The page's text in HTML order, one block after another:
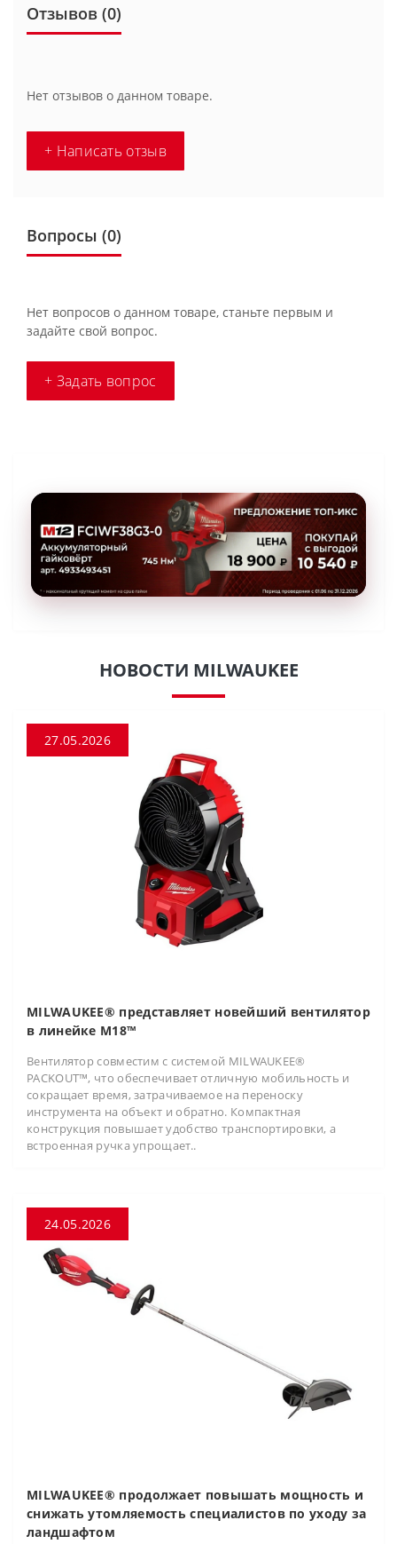
Отзывов (0)
Нет отзывов о данном товаре.
+ Написать отзыв
Вопросы (0)
Нет вопросов о данном товаре, станьте первым и
задайте свой вопрос.
+ Задать вопрос
НОВОСТИ MILWAUKEE
27.05.2026
MILWAUKEE® представляет новейший вентилятор
в линейке M18™
Вентилятор совместим с системой MILWAUKEE®
PACKOUT™, что обеспечивает отличную мобильность и
сокращает время, затрачиваемое на переноску
инструмента на объект и обратно. Компактная
конструкция повышает удобство транспортировки, а
встроенная ручка упрощает..
24.05.2026
MILWAUKEE® продолжает повышать мощность и
снижать утомляемость специалистов по уходу за
ландшафтом